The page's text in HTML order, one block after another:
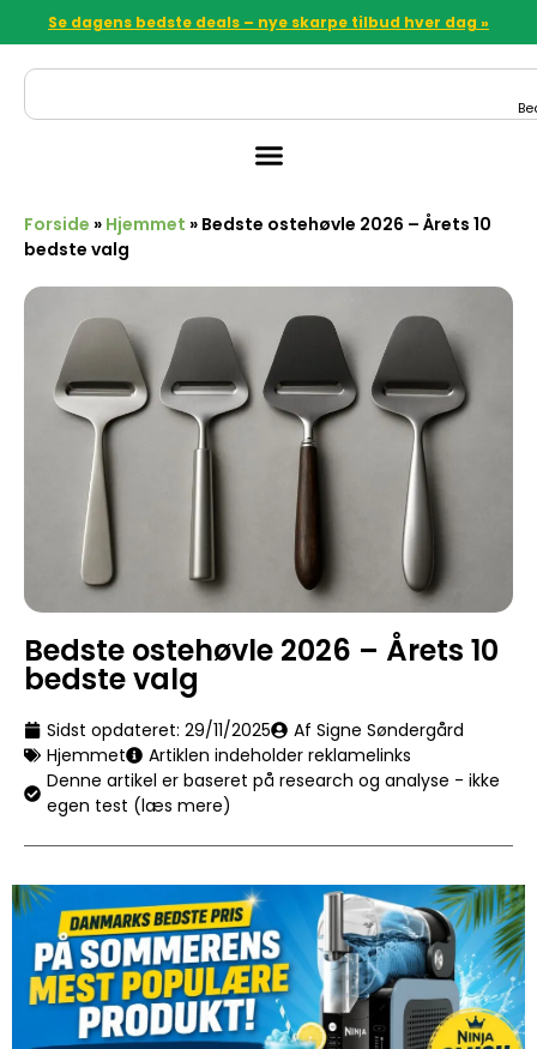
Se dagens bedste deals – nye skarpe tilbud hver dag »
Forside » Hjemmet » Bedste ostehøvle 2026 – Årets 10
bedste valg
Bedste ostehøvle 2026 – Årets 10
bedste valg
Sidst opdateret: 29/11/2025
Af Signe Søndergård
Hjemmet
Artiklen indeholder reklamelinks
Denne artikel er baseret på research og analyse - ikke
egen test (læs mere)